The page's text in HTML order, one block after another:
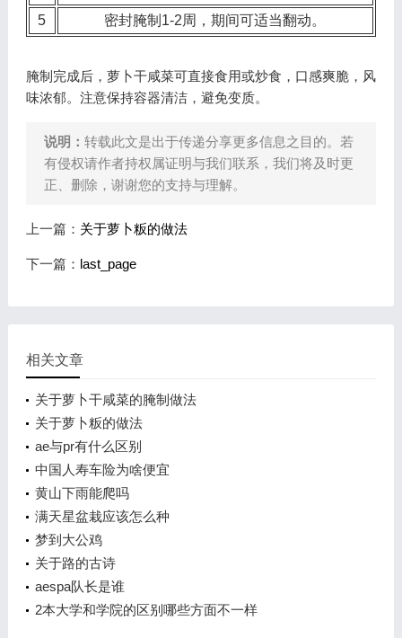
5
密封腌制1-2周，期间可适当翻动。
腌制完成后，萝卜干咸菜可直接食用或炒食，口感爽脆，风
味浓郁。注意保持容器清洁，避免变质。
说明： 转载此文是出于传递分享更多信息之目的。若
有侵权请作者持权属证明与我们联系，我们将及时更
正、删除，谢谢您的支持与理解。
上一篇： 关于萝卜粄的做法
下一篇： last_page
相关文章
关于萝卜干咸菜的腌制做法
关于萝卜粄的做法
ae与pr有什么区别
中国人寿车险为啥便宜
黄山下雨能爬吗
满天星盆栽应该怎么种
梦到大公鸡
关于路的古诗
aespa队长是谁
2本大学和学院的区别哪些方面不一样